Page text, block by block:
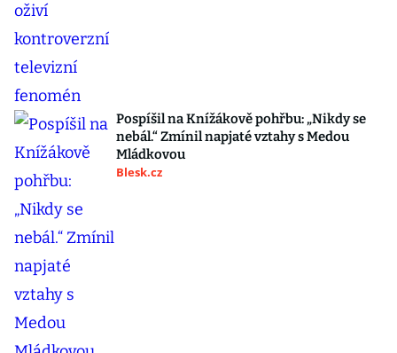
Pospíšil na Knížákově pohřbu: „Nikdy se
nebál.“ Zmínil napjaté vztahy s Medou
Mládkovou
Blesk.cz